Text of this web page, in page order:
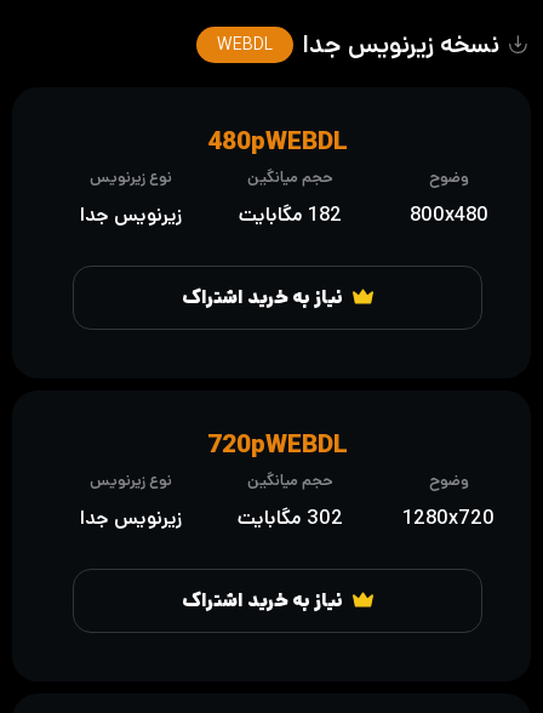
نسخه زیرنویس جدا WEBDL
نیاز به خرید اشتراک
وضوح
800x480
حجم میانگین
182 مگابایت
نوع زیرنویس
زیرنویس جدا
480pWEBDL
نیاز به خرید اشتراک
وضوح
1280x720
حجم میانگین
302 مگابایت
نوع زیرنویس
زیرنویس جدا
720pWEBDL